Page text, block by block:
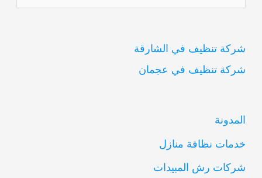
ل
ح
ث
ن
شركة تنظيف في الشارقة
شركة تنظيف في عجمان
المدونة
خدمات نظافة منازل
شركات رش المبيدات